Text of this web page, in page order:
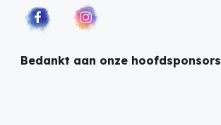
Bedankt aan onze hoofdsponsors